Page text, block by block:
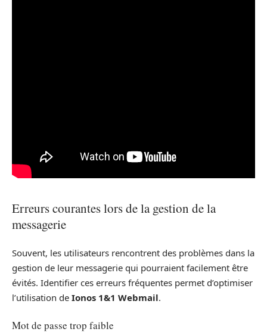
Erreurs courantes lors de la gestion de la
messagerie
Souvent, les utilisateurs rencontrent des problèmes dans la
gestion de leur messagerie qui pourraient facilement être
évités. Identifier ces erreurs fréquentes permet d’optimiser
l’utilisation de Ionos 1&1 Webmail.
Mot de passe trop faible